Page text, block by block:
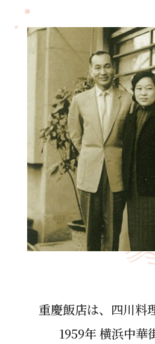
重慶飯店は、四川料
1959年 横浜中華